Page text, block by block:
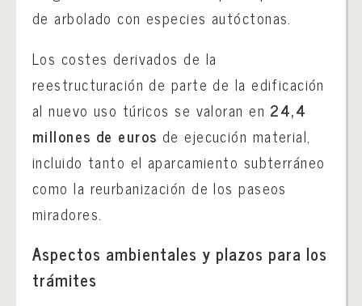
de arbolado con especies autóctonas.
Los costes derivados de la
reestructuración de parte de la edificación
al nuevo uso túricos se valoran en 24,4
millones de euros de ejecución material,
incluido tanto el aparcamiento subterráneo
como la reurbanización de los paseos
miradores.
Aspectos ambientales y plazos para los
trámites